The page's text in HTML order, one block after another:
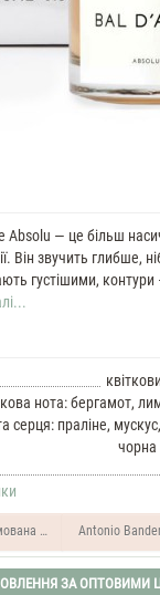
Absolu — це більш
Він звучить глибше,
густішими,
нота: бергамот,
серця: праліне,
чорна
вода унісекс 100 мл
Antonio
ЗА ОПТОВИМИ